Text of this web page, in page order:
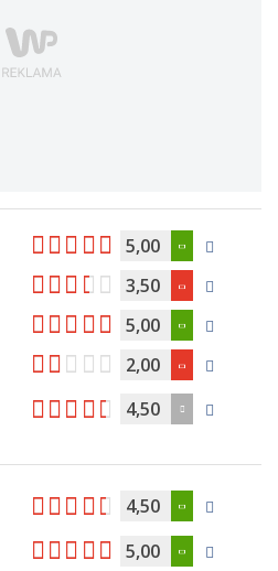
5,00
3,50
5,00
2,00
4,50
4,50
5,00